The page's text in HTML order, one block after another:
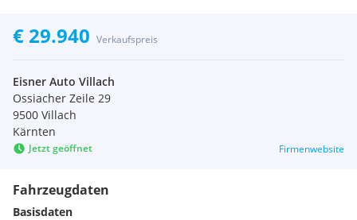
€ 29.940 Verkaufspreis
Eisner Auto Villach
Ossiacher Zeile 29
9500 Villach
Kärnten
Jetzt geöffnet Firmenwebsite
Fahrzeugdaten
Basisdaten